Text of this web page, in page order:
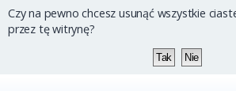
Czy na pewno chcesz usunąć wszystkie
przez tę witrynę?